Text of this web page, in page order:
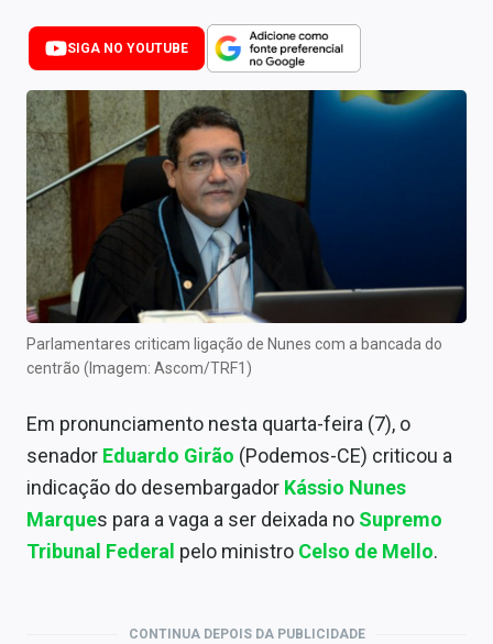
Newsletters
Cotações
Comprar ou vender?
Carteiras Recomendadas
Central de Dividendos
Central de Fundos Imobiliários
Central dos IPOs
Renda Fixa
Finanças Pessoais
Economia
SIGA NO YOUTUBE
Parlamentares criticam ligação de Nunes com a bancada do
centrão (Imagem: Ascom/TRF1)
Em pronunciamento nesta quarta-feira (7), o
senador Eduardo Girão (Podemos-CE) criticou a
indicação do desembargador Kássio Nunes
Marques para a vaga a ser deixada no Supremo
Tribunal Federal pelo ministro Celso de Mello.
CONTINUA DEPOIS DA PUBLICIDADE